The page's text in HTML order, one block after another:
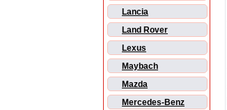
Lancia
Land Rover
Lexus
Maybach
Mazda
Mercedes-Benz